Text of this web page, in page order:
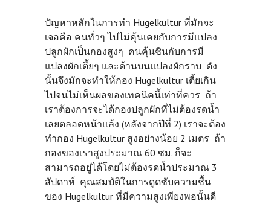
ปัญหาหลักในการทำ Hugelkultur ที่มักจะ
เจอคือ คนทั่วๆ ไปไม่คุ้นเคยกับการมีแปลง
ปลูกผักเป็นกองสูงๆ คนคุ้นชินกับการมี
แปลงผักเตี้ยๆ และด้านบนแปลงผักราบ ดัง
นั้นจึงมักจะทำให้กอง Hugelkultur เตี้ยเกิน
ไปจนไม่เห็นผลของเทคนิคนี้เท่าที่ควร ถ้า
เราต้องการจะได้กองปลูกผักที่ไม่ต้องรดน้ำ
เลยตลอดหน้าแล้ง (หลังจากปีที่ 2) เราจะต้อง
ทำกอง Hugelkultur สูงอย่างน้อย 2 เมตร ถ้า
กองของเราสูงประมาณ 60 ซม. ก็จะ
สามารถอยู่ได้โดยไม่ต้องรดน้ำประมาณ 3
สัปดาห์ คุณสมบัติในการดูดซับความชื้น
ของ Hugelkultur ที่มีความสูงเพียงพอนั้นดี